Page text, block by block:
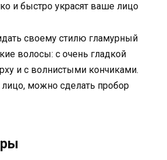
своему стилю гламурный
волосы: с очень гладкой
и с волнистыми кончиками.
лицо, можно сделать пробор